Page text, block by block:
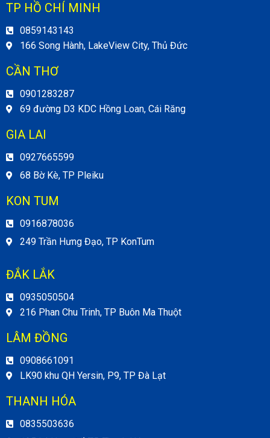
TP HỒ CHÍ MINH
0859143143
166 Song Hành, LakeView City, Thủ Đức
CẦN THƠ
0901283287
69 đường D3 KDC Hồng Loan, Cái Răng
GIA LAI
0927665599
68 Bờ Kè, TP Pleiku
KON TUM
0916878036
249 Trần Hưng Đạo, TP KonTum
ĐẮK LẮK
0935050504
216 Phan Chu Trinh, TP Buôn Ma Thuột
LÂM ĐỒNG
0908661091
LK90 khu QH Yersin, P9, TP Đà Lạt
THANH HÓA
0835503636